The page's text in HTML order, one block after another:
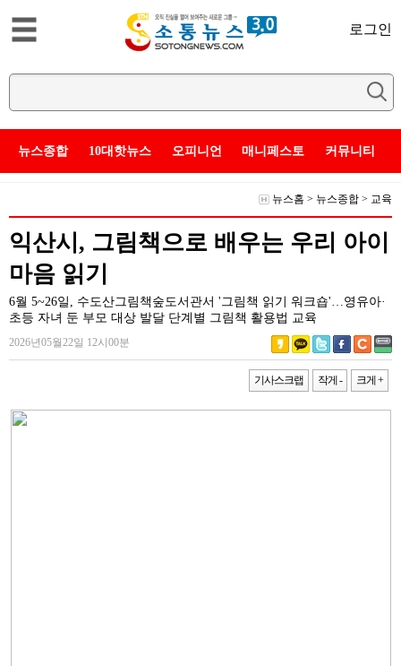
로그인
뉴스종합 10대핫뉴스 오피니언 매니페스토 커뮤니티
뉴스홈 > 뉴스종합 > 교육
익산시, 그림책으로 배우는 우리 아이
마음 읽기
6월 5~26일, 수도산그림책숲도서관서 '그림책 읽기 워크숍'…영유아·
초등 자녀 둔 부모 대상 발달 단계별 그림책 활용법 교육
2026년05월22일 12시00분
기사스크랩 작게 - 크게 +